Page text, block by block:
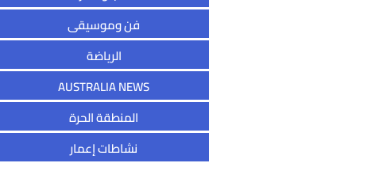
فن وموسيقى
الرياضة
AUSTRALIA NEWS
المنطقة الحرة
نشاطات إعمار